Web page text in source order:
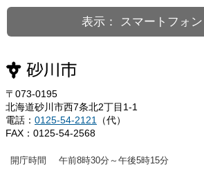
表示： スマートフォン
〒073-0195
北海道砂川市西7条北2丁目1-1
電話： 0125-54-2121
（代）
FAX：0125-54-2568
開庁時間
午前8時30分～午後5時15分